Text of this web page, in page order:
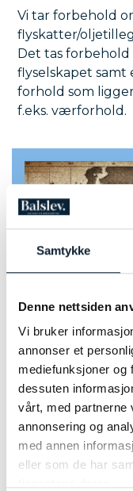
Samtykke
Denne nettsiden
Vi bruker
annonser et
mediefunksjoner og
dessuten
vårt, med partnerne
annonsering og
med annen
eller som de har
Vi tar forbehold
flyskatter/
Det tas
flyselskapet samt
forhold som
f.eks. værforhold.
Reiseleder fra
reisen.
innsjekk, samt